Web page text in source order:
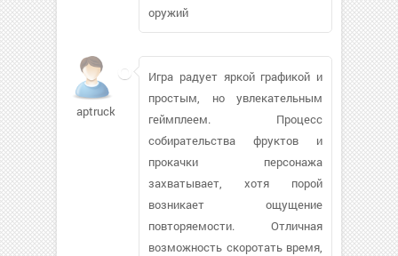
оружий
aptruck
Игра радует яркой графикой и
простым, но увлекательным
геймплеем. Процесс
собирательства фруктов и
прокачки персонажа
захватывает, хотя порой
возникает ощущение
повторяемости. Отличная
возможность скоротать время,